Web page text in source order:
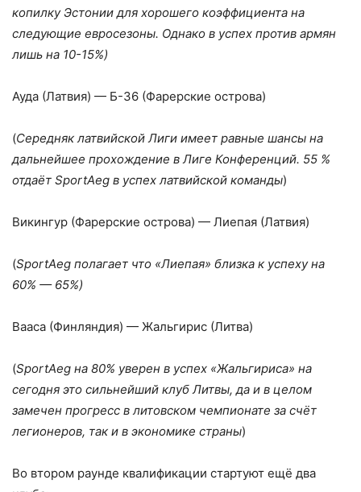
копилку Эстонии для хорошего коэффициента на
следующие евросезоны. Однако в успех против армян
лишь на 10-15%)
Ауда (Латвия) — Б-36 (Фарерские острова)
(Середняк латвийской Лиги имеет равные шансы на
дальнейшее прохождение в Лиге Конференций. 55 %
отдаёт SportAeg в успех латвийской команды)
Викингур (Фарерские острова) — Лиепая (Латвия)
(SportAeg полагает что «Лиепая» близка к успеху на
60% — 65%)
Вааса (Финляндия) — Жальгирис (Литва)
(SportAeg на 80% уверен в успех «Жальгириса» на
сегодня это сильнейший клуб Литвы, да и в целом
замечен прогресс в литовском чемпионате за счёт
легионеров, так и в экономике страны)
Во втором раунде квалификации стартуют ещё два